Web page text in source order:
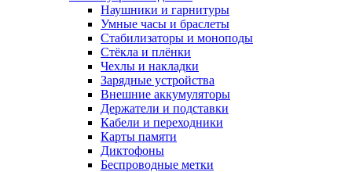
Наушники и гарнитуры
Умные часы и браслеты
Стабилизаторы и моноподы
Стёкла и плёнки
Чехлы и накладки
Зарядные устройства
Внешние аккумуляторы
Держатели и подставки
Кабели и переходники
Карты памяти
Диктофоны
Беспроводные метки